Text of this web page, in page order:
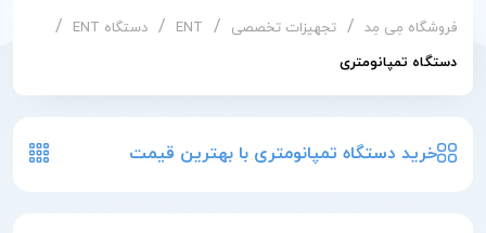
فروشگاه مِی مِد / تجهیزات تخصصی /
ENT
/ دستگاه ENT /
دستگاه تمپانومتری
خرید دستگاه تمپانومتری با بهترین قیمت